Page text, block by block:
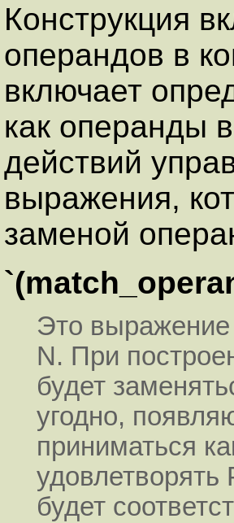
Конструкция
операндов в
включает
как операнды
действий
выражения,
заменой
Это
N. При
будет
угодно,
приниматься
будет